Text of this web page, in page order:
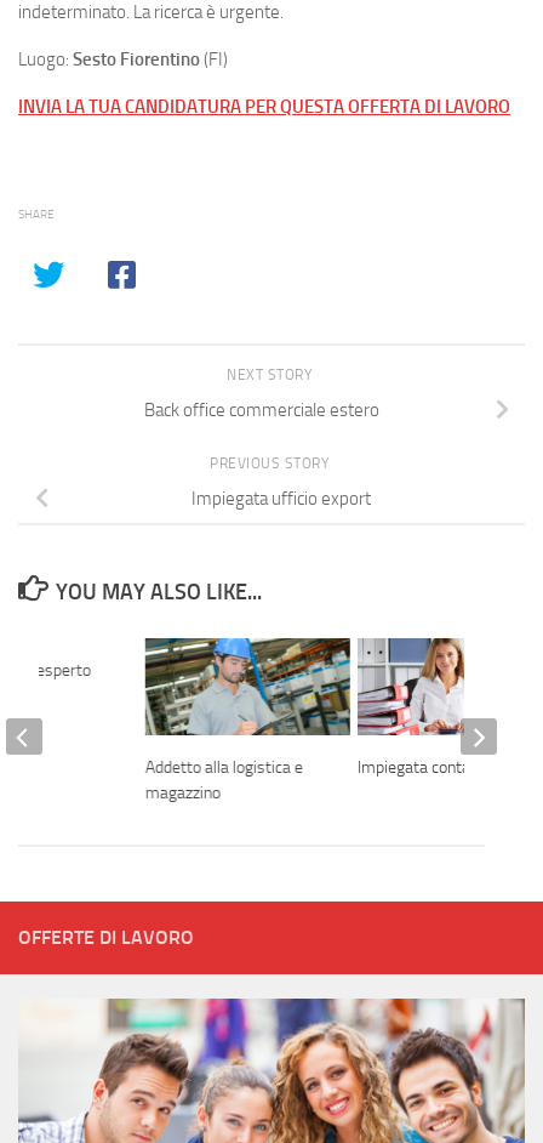
indeterminato. La ricerca è urgente.
Luogo: Sesto Fiorentino(FI)
INVIA LA TUA CANDIDATURA PER QUESTA OFFERTA DI LAVORO
SHARE
NEXT STORY
Back office commerciale estero
PREVIOUS STORY
Impiegata ufficio export
YOU MAY ALSO LIKE...
Addetto alla logistica e
magazzino
Impiegata contabile
esperto
OFFERTE DI LAVORO